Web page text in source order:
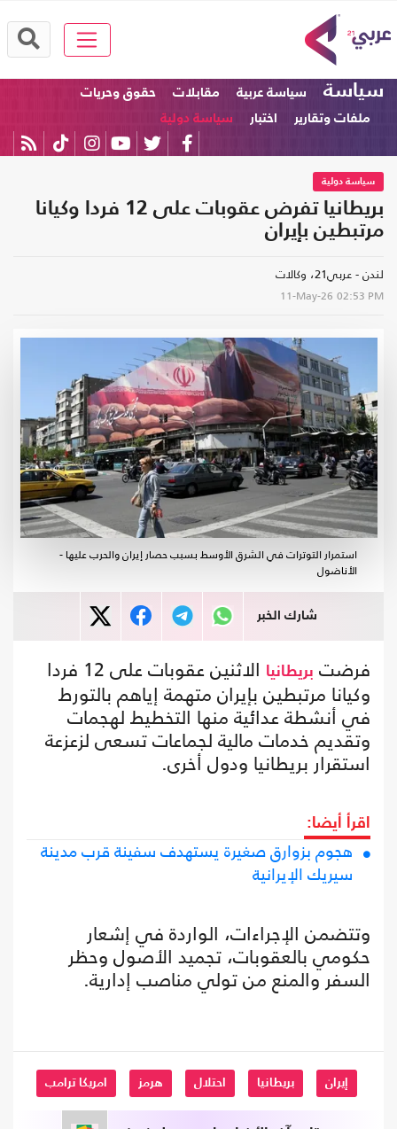
سياسة سياسة عربية مقابلات
حقوق وحريات
ملفات وتقارير
اختبار سياسة دولية
سياسة دولية
بريطانيا تفرض عقوبات على 12 فردا وكيانا
مرتبطين بإيران
لندن - عربي21، وكالات
11-May-26 02:53 PM
استمرار التوترات في الشرق الأوسط بسبب حصار إيران والحرب عليها -
الأناضول
شارك الخبر
فرضت بريطانيا
الاثنين عقوبات على 12 فردا
وكيانا مرتبطين بإيران متهمة إياهم بالتورط
في أنشطة عدائية منها التخطيط لهجمات
وتقديم خدمات مالية لجماعات تسعى لزعزعة
استقرار بريطانيا ودول أخرى.
اقرأ أيضا:
هجوم بزوارق صغيرة يستهدف سفينة قرب مدينة
سيريك الإيرانية
وتتضمن الإجراءات، الواردة في إشعار
حكومي بالعقوبات، تجميد الأصول وحظر
السفر والمنع من تولي مناصب إدارية.
إيران بريطانيا احتلال هرمز امريكا ترامب